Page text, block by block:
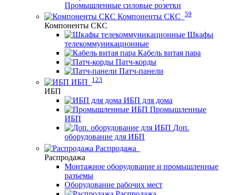
Промышленные силовые розетки
Компоненты СКС 59
Компоненты СКС
Шкафы
телекоммуникационные
Кабель витая пара
Патч-корды
Патч-панели
ИБП
123
ИБП
ИБП для дома
Промышленные
ИБП
Доп.
оборудование для ИБП
Распродажа
Распродажа
Монтажное оборудование и промышленные
разъемы
Оборудование рабочих мест